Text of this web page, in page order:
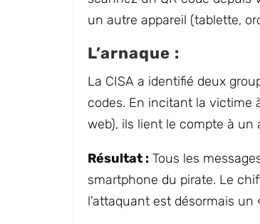
un autre appareil (tablette,
L’arnaque :
La CISA a identifié deux
codes. En incitant la victime
web), ils lient le compte à un
Résultat : Tous les
smartphone du pirate. Le
l’attaquant est désormais un